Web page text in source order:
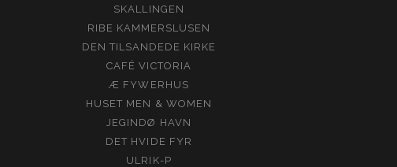
SKALLINGEN
RIBE KAMMERSLUSEN
DEN TILSANDEDE KIRKE
CAFÉ VICTORIA
Æ FYWERHUS
HUSET MEN & WOMEN
JEGINDØ HAVN
DET HVIDE FYR
ULRIK-P